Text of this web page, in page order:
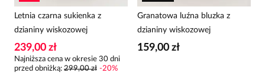
Letnia czarna sukienka z
dzianiny wiskozowej
239,00 zł
Najniższa cena w okresie 30 dni
przed obniżką: 299,00 zł -20%
Granatowa luźna bluzka z
dzianiny wiskozowej
159,00 zł